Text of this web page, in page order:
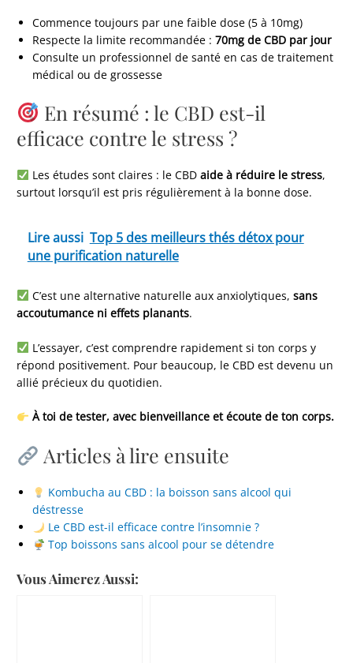
Commence toujours par une faible dose (5 à 10mg)
Respecte la limite recommandée :70mg de CBD par jour
Consulte un professionnel de santé en cas de traitement
médical ou de grossesse
En résumé : le CBD est-il
efficace contre le stress ?
Les études sont claires : le CBD aide à réduire le stress,
surtout lorsqu’il est pris régulièrement à la bonne dose.
Lire aussi Top 5 des meilleurs thés détox pour
une purification naturelle
C’est une alternative naturelle aux anxiolytiques, sans
accoutumance ni effets planants.
L’essayer, c’est comprendre rapidement si ton corps y
répond positivement. Pour beaucoup, le CBD est devenu un
allié précieux du quotidien.
À toi de tester, avec bienveillance et écoute de ton corps.
Articles à lire ensuite
Kombucha au CBD : la boisson sans alcool qui
déstresse
Le CBD est-il efficace contre l’insomnie ?
Top boissons sans alcool pour se détendre
Vous Aimerez Aussi: